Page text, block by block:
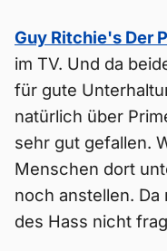
Guy Ritchie's Der
im TV. Und da
für gute
natürlich über
sehr gut gefallen.
Menschen dort
noch anstellen.
des Hass nicht